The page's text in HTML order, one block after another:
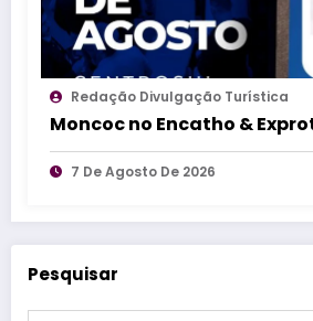
Redação Divulgação Turística
Moncoc no Encatho &
7 De Agosto De 2026
Pesquisar